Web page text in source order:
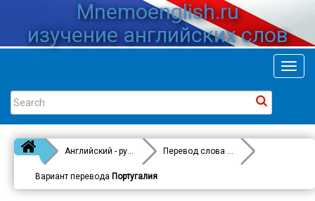
Mnemoenglish.ru
изучение английских слов
Английский - русский Перевод слова
Portuguese
Вариант перевода Португалия